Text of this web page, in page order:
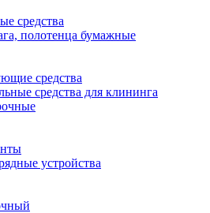
средства
полотенца бумажные
средства
средства для клининга
устройства